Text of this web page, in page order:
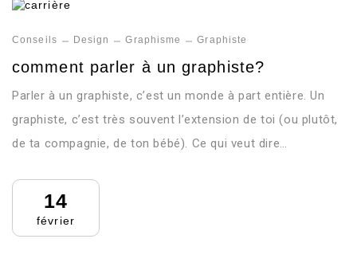
Conseils Design Graphisme Graphiste
comment parler à un graphiste?
Parler à un graphiste, c’est un monde à part entière. Un
graphiste, c’est très souvent l’extension de toi (ou plutôt,
de ta compagnie, de ton bébé). Ce qui veut dire…
14
février